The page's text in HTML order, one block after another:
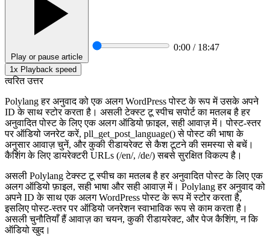
Play or pause article
0:00 / 18:47
1x Playback speed
त्वरित उत्तर
Polylang हर अनुवाद को एक अलग WordPress पोस्ट के रूप में उसके अपने
ID के साथ स्टोर करता है। असली टेक्स्ट टू स्पीच सपोर्ट का मतलब है हर
अनुवादित पोस्ट के लिए एक अलग ऑडियो फ़ाइल, सही आवाज़ में। पोस्ट-स्तर
पर ऑडियो जनरेट करें, pll_get_post_language() से पोस्ट की भाषा के
अनुसार आवाज़ चुनें, और कुकी रीडायरेक्ट से कैश टूटने की समस्या से बचें।
कैशिंग के लिए डायरेक्टरी URLs (/en/, /de/) सबसे सुरक्षित विकल्प है।
असली Polylang टेक्स्ट टू स्पीच का मतलब है हर अनुवादित पोस्ट के लिए एक
अलग ऑडियो फ़ाइल, सही भाषा और सही आवाज़ में। Polylang हर अनुवाद को
अपने ID के साथ एक अलग WordPress पोस्ट के रूप में स्टोर करता है,
इसलिए पोस्ट-स्तर पर ऑडियो जनरेशन स्वाभाविक रूप से काम करता है।
असली चुनौतियाँ हैं आवाज़ का चयन, कुकी रीडायरेक्ट, और पेज कैशिंग, न कि
ऑडियो खुद।